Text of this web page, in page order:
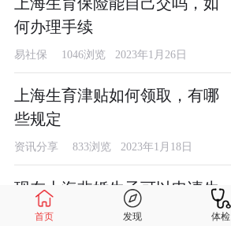
何办理手续
易社保 1046浏览 2023年1月26日
上海生育津贴如何领取，有哪
些规定
资讯分享 833浏览 2023年1月18日
现在上海非婚生子可以申请生
育保险吗？
首页 发现 体检